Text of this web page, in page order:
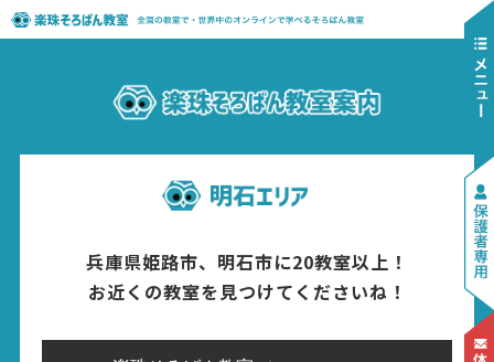
兵庫県姫路市、明石市に20教室以上！
お近くの教室を見つけてくださいね！